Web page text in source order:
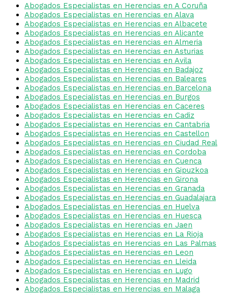
Abogados Especialistas en Herencias en A Coruña
Abogados Especialistas en Herencias en Alava
Abogados Especialistas en Herencias en Albacete
Abogados Especialistas en Herencias en Alicante
Abogados Especialistas en Herencias en Almeria
Abogados Especialistas en Herencias en Asturias
Abogados Especialistas en Herencias en Avila
Abogados Especialistas en Herencias en Badajoz
Abogados Especialistas en Herencias en Baleares
Abogados Especialistas en Herencias en Barcelona
Abogados Especialistas en Herencias en Burgos
Abogados Especialistas en Herencias en Caceres
Abogados Especialistas en Herencias en Cadiz
Abogados Especialistas en Herencias en Cantabria
Abogados Especialistas en Herencias en Castellon
Abogados Especialistas en Herencias en Ciudad Real
Abogados Especialistas en Herencias en Cordoba
Abogados Especialistas en Herencias en Cuenca
Abogados Especialistas en Herencias en Gipuzkoa
Abogados Especialistas en Herencias en Girona
Abogados Especialistas en Herencias en Granada
Abogados Especialistas en Herencias en Guadalajara
Abogados Especialistas en Herencias en Huelva
Abogados Especialistas en Herencias en Huesca
Abogados Especialistas en Herencias en Jaen
Abogados Especialistas en Herencias en La Rioja
Abogados Especialistas en Herencias en Las Palmas
Abogados Especialistas en Herencias en Leon
Abogados Especialistas en Herencias en Lleida
Abogados Especialistas en Herencias en Lugo
Abogados Especialistas en Herencias en Madrid
Abogados Especialistas en Herencias en Malaga